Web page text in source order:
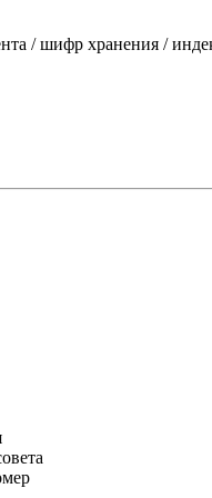
/ шифр хранения /